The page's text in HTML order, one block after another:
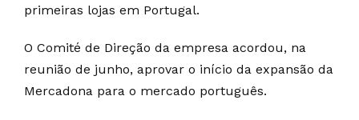
primeiras lojas em Portugal.
O Comité de Direção da empresa acordou, na
reunião de junho, aprovar o início da expansão da
Mercadona para o mercado português.